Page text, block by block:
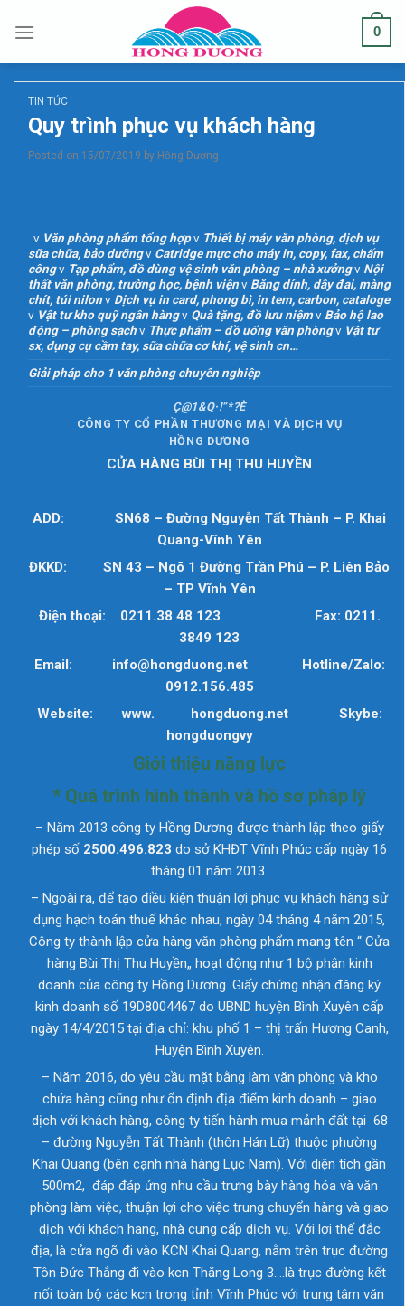
0
TIN TỨC
Quy trình phục vụ khách hàng
Posted on 15/07/2019 by Hồng Dương
v Văn phòng phẩm tổng hợpv Thiết bị máy văn phòng, dịch vụ
sữa chữa, bảo dưỡngv Catridge mực cho máy in, copy, fax, chấm
côngv Tạp phẩm, đồ dùng vệ sinh văn phòng – nhà xưởngv Nội
thất văn phòng, trường học, bệnh việnv Băng dính, dây đai, màng
chít, túi nilonv Dịch vụ in card, phong bì, in tem, carbon, cataloge
v Vật tư kho quỹ ngân hàngv Quà tặng, đồ lưu niệmv Bảo hộ lao
động – phòng sạchv Thực phẩm – đồ uống văn phòngv Vật tư
sx, dụng cụ cầm tay, sữa chữa cơ khí, vệ sinh cn…
Giải pháp cho 1 văn phòng chuyên nghiệp
Ç@1&Q·!“*?È
CÔNG TY CỔ PHẦN THƯƠNG MẠI VÀ DỊCH VỤ
HỒNG DƯƠNG
CỬA HÀNG BÙI THỊ THU HUYỀN
ADD: SN68 – Đường Nguyễn Tất Thành – P. Khai
Quang-Vĩnh Yên
ĐKKD: SN 43 – Ngõ 1 Đường Trần Phú – P. Liên Bảo
– TP Vĩnh Yên
Điện thoại: 0211.38 48 123
Fax: 0211.
3849 123
Email: info@hongduong.net Hotline/Zalo:
0912.156.485
Website:
www. hongduong.net
Skybe:
hongduongvy
Giới thiệu năng lực
* Quá trình hình thành và hồ sơ pháp lý
– Năm 2013 công ty Hồng Dương được thành lập theo giấy
phép số 2500.496.823 do sở KHĐT Vĩnh Phúc cấp ngày 16
tháng 01 năm 2013.
– Ngoài ra, để tạo điều kiện thuận lợi phục vụ khách hàng sử
dụng hạch toán thuế khác nhau, ngày 04 tháng 4 năm 2015,
Công ty thành lập cửa hàng văn phòng phẩm mang tên “ Cửa
hàng Bùi Thị Thu Huyền„ hoạt động như 1 bộ phận kinh
doanh của công ty Hồng Dương. Giấy chứng nhận đăng ký
kinh doanh số 19D8004467 do UBND huyện Bình Xuyên cấp
ngày 14/4/2015 tại địa chỉ: khu phố 1 – thị trấn Hương Canh,
Huyện Bình Xuyên.
– Năm 2016, do yêu cầu mặt bằng làm văn phòng và kho
chứa hàng cũng như ổn định địa điểm kinh doanh – giao
dịch với khách hàng, công ty tiến hành mua mảnh đất tại 68
– đường Nguyễn Tất Thành (thôn Hán Lữ) thuộc phường
Khai Quang (bên cạnh nhà hàng Lục Nam). Với diện tích gần
500m2, đáp đáp ứng nhu cầu trưng bày hàng hóa và văn
phòng làm việc, thuận lợi cho việc trung chuyển hàng và giao
dịch với khách hang, nhà cung cấp dịch vụ. Với lợi thế đắc
địa, là cửa ngõ đi vào KCN Khai Quang, nằm trên trục đường
Tôn Đức Thắng đi vào kcn Thăng Long 3….là trục đường kết
nối toàn bộ các kcn trong tỉnh Vĩnh Phúc với trung tâm văn